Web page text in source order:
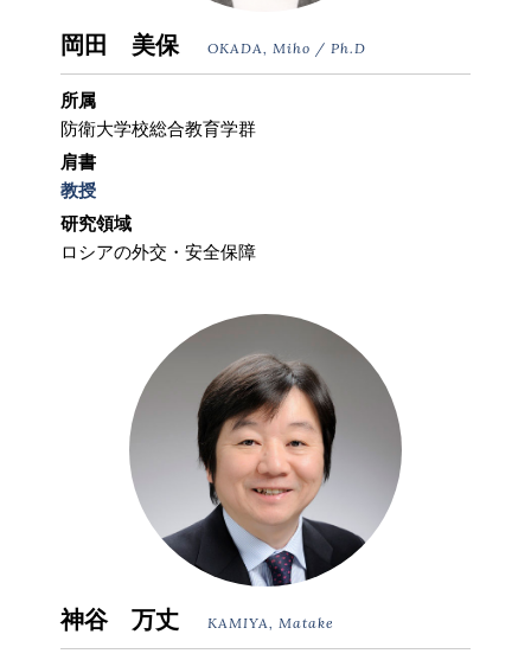
岡田 美保 OKADA, Miho / Ph.D
所属
防衛大学校総合教育学群
肩書
教授
研究領域
ロシアの外交・安全保障
神谷 万丈 KAMIYA, Matake